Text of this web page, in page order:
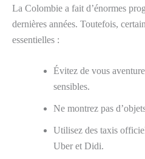
La Colombie a fait d’énormes
dernières années. Toutefois,
essentielles :
Évitez de vous
sensibles.
Ne montrez pas
Utilisez des taxis
Uber et Didi.